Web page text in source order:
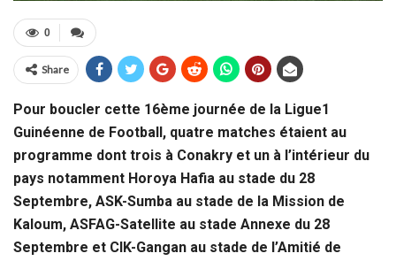
0
Share
Pour boucler cette 16ème journée de la Ligue1
Guinéenne de Football, quatre matches étaient au
programme dont trois à Conakry et un à l’intérieur du
pays notamment Horoya Hafia au stade du 28
Septembre, ASK-Sumba au stade de la Mission de
Kaloum, ASFAG-Satellite au stade Annexe du 28
Septembre et CIK-Gangan au stade de l’Amitié de